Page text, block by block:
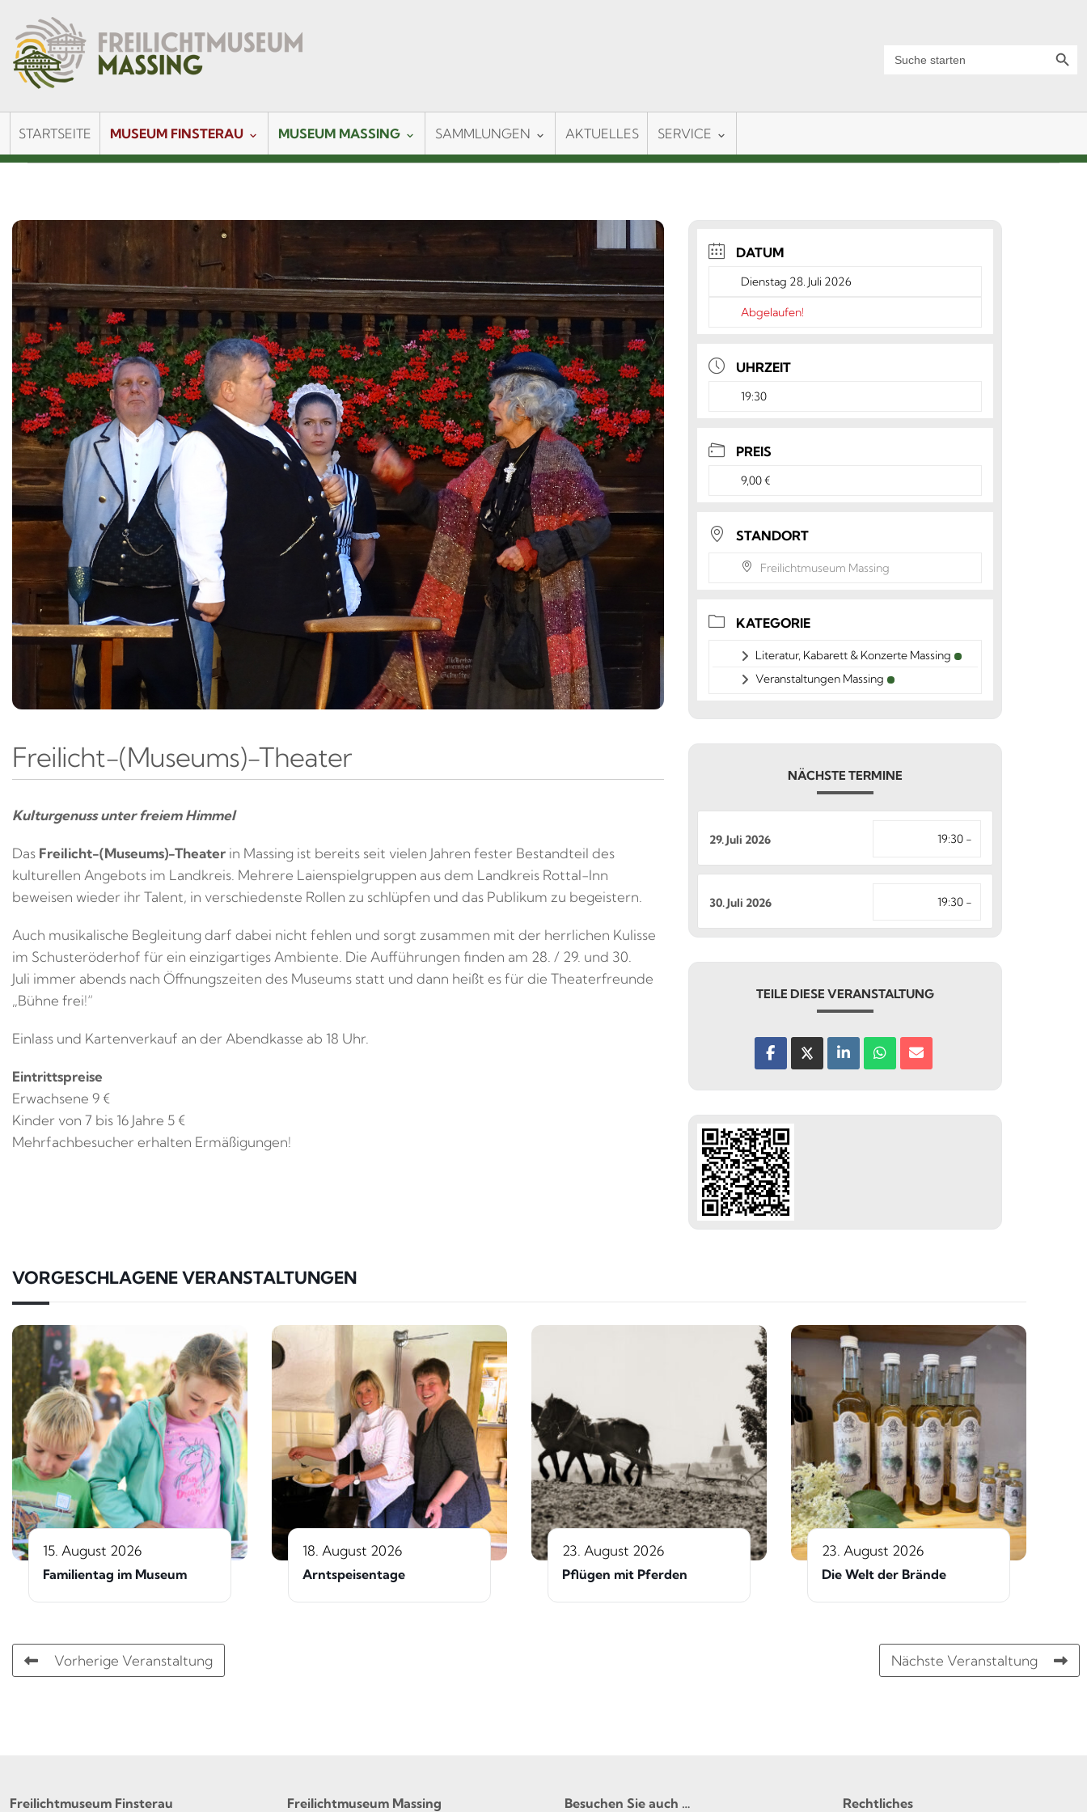
for:
STARTSEITE MUSEUM FINSTERAU MUSEUM MASSING SAMMLUNGEN AKTUELLES SERVICE
Freilicht-(Museums)-Theater
Kulturgenuss unter freiem Himmel
Das Freilicht-(Museums)-Theater in Massing ist bereits seit vielen Jahren fester Bestandteil des
kulturellen Angebots im Landkreis. Mehrere Laienspielgruppen aus dem Landkreis Rottal-Inn
beweisen wieder ihr Talent, in verschiedenste Rollen zu schlüpfen und das Publikum zu begeistern.
Auch musikalische Begleitung darf dabei nicht fehlen und sorgt zusammen mit der herrlichen Kulisse
im Schusteröderhof für ein einzigartiges Ambiente. Die Aufführungen finden am 28. / 29. und 30.
Juli immer abends nach Öffnungszeiten des Museums statt und dann heißt es für die Theaterfreunde
„Bühne frei!“
Einlass und Kartenverkauf an der Abendkasse ab 18 Uhr.
Eintrittspreise
Erwachsene 9 €
Kinder von 7 bis 16 Jahre 5 €
Mehrfachbesucher erhalten Ermäßigungen!
DATUM
Dienstag 28. Juli 2026
Abgelaufen!
UHRZEIT
19:30
PREIS
9,00 €
STANDORT
Freilichtmuseum Massing
KATEGORIE
Literatur, Kabarett & Konzerte Massing
Veranstaltungen Massing
NÄCHSTE TERMINE
29. Juli 2026 19:30 -
30. Juli 2026 19:30 -
TEILE DIESE VERANSTALTUNG
VORGESCHLAGENE VERANSTALTUNGEN
15. August 2026
Familientag im Museum
18. August 2026
Arntspeisentage
23. August 2026
Pflügen mit Pferden
23. August 2026
Die Welt der Brände
Vorherige Veranstaltung Nächste Veranstaltung
Freilichtmuseum Finsterau Freilichtmuseum Massing Besuchen Sie auch … Rechtliches